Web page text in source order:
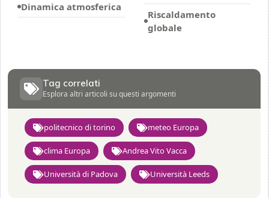
Dinamica atmosferica
Riscaldamento
globale
Tag correlati
Esplora altri articoli su questi argomenti
politecnico di torino meteo Europa
clima Europa Andrea Vito Vacca
Università di Padova Università Leeds